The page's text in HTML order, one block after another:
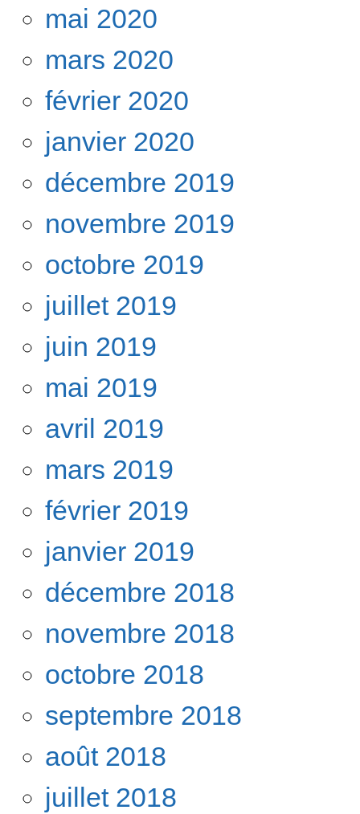
mai 2020
mars 2020
février 2020
janvier 2020
décembre 2019
novembre 2019
octobre 2019
juillet 2019
juin 2019
mai 2019
avril 2019
mars 2019
février 2019
janvier 2019
décembre 2018
novembre 2018
octobre 2018
septembre 2018
août 2018
juillet 2018